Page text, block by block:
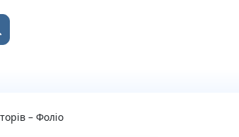
– Фоліо